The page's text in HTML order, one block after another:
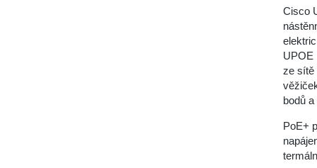
Cisco
UPOE
ze sítě
bodů
PoE+